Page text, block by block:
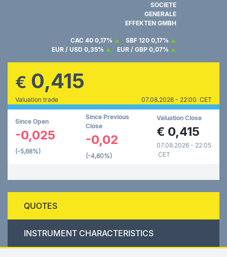
SOCIETE
GENERALE
EFFEKTEN GMBH
CAC 40 0,17% SBF 120 0,17%
EUR / USD 0,35% EUR / GBP 0,07%
€ 0,415
Valuation trade 07.08.2026 - 22:00 CET
Since Open
-0,025
(-5,68%)
Since Previous
Close
-0,02
(-4,60%)
Valuation Close
€ 0,415
07.08.2026 - 22:05
CET
QUOTES
INSTRUMENT CHARACTERISTICS